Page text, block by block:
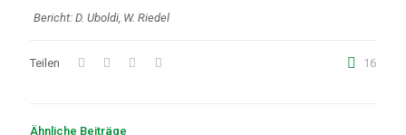
Bericht: D. Uboldi, W. Riedel
Teilen 16
Ähnliche Beiträge